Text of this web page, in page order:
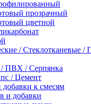
прозрачный
цветной
/ Стеклотканевые
/ ПВХ / Серпянка
/ Цемент
добавки к смесям
и добавки